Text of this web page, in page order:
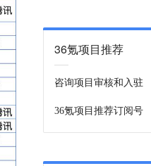
36氪项目推荐
咨询项目审核和入驻
36氪项目推荐订阅号